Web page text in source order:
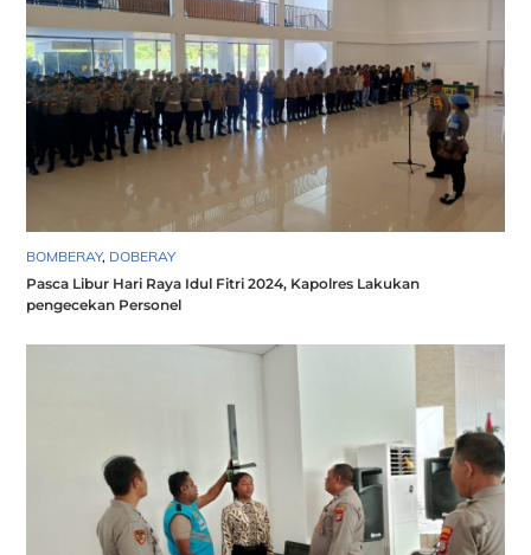
BOMBERAY, DOBERAY
Pasca Libur Hari Raya Idul Fitri 2024, Kapolres Lakukan
pengecekan Personel